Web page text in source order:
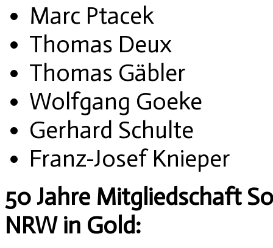
Marc Ptacek
Thomas Deux
Thomas Gäbler
Wolfgang Goeke
Gerhard Schulte
Franz-Josef Knieper
50 Jahre Mitgliedschaft
NRW in Gold: